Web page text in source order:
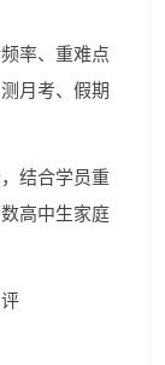
率、重难点
月考、假期
结合学员重
高中生家庭